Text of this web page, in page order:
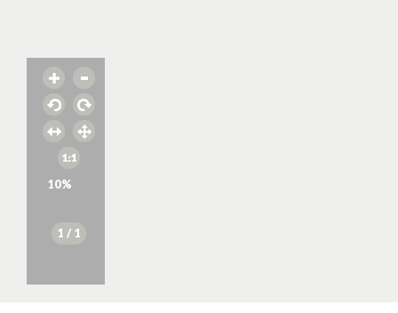
10%
1 / 1